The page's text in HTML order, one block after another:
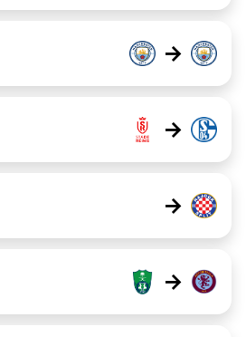
→
→
→
→